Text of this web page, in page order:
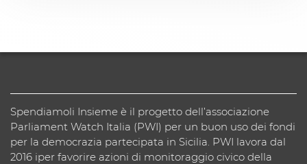
Spendiamoli Insieme è il progetto dell’associazione
Parliament Watch Italia (PWI) per un buon uso dei fondi
per la democrazia partecipata in Sicilia. PWI lavora dal
2016 iper favorire azioni di monitoraggio civico della